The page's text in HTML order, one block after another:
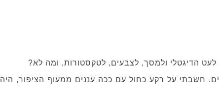
הדיגטלי ולמסך, לצבעים, לטקסטורות, ומה לא?
חשבתי על רקע כחול עם ככה עננים ממעוף הציפור, היה